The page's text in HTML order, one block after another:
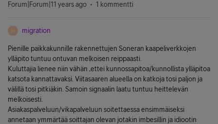
Forum|Forum|11 years ago 1 kommentti
M migration
Pienille paikkakunnille rakennettujen Soneran kaapeliverkkojen
ylläpito tuntuu ontuvan melkoisen reippaasti.
Kuluttajia lienee niin vähän ,ettei kunnossapitoa/kunnollista ylläpitoa
katsota kannattavaksi. Viitasaaren alueella on katkoja tosi paljon ja
välillä tosi pitkiäkin. Samoin signaalin laatu tuntuu heittelevän
melkoisesti.
Asiakaspalveluun/vikapalveluun soitettaessa ensimmäiseksi
annetaan ymmärtää soittajan olevan jotakin imbesillin ja idiootin